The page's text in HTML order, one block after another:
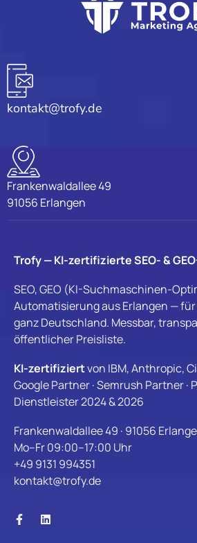
kontakt@trofy.de
Frankenwaldallee 49
91056 Erlangen
Trofy — KI-zertifizierte SEO- &
SEO, GEO (KI-Suchmaschinen-
Automatisierung aus Erlangen —
ganz Deutschland. Messbar,
öffentlicher Preisliste.
KI-zertifiziertvon IBM, Anthropic,
Google Partner · Semrush Partner ·
Dienstleister 2024 & 2026
Frankenwaldallee 49 · 91056
Mo–Fr 09:00–17:00 Uhr
+49 9131 994351
kontakt@trofy.de